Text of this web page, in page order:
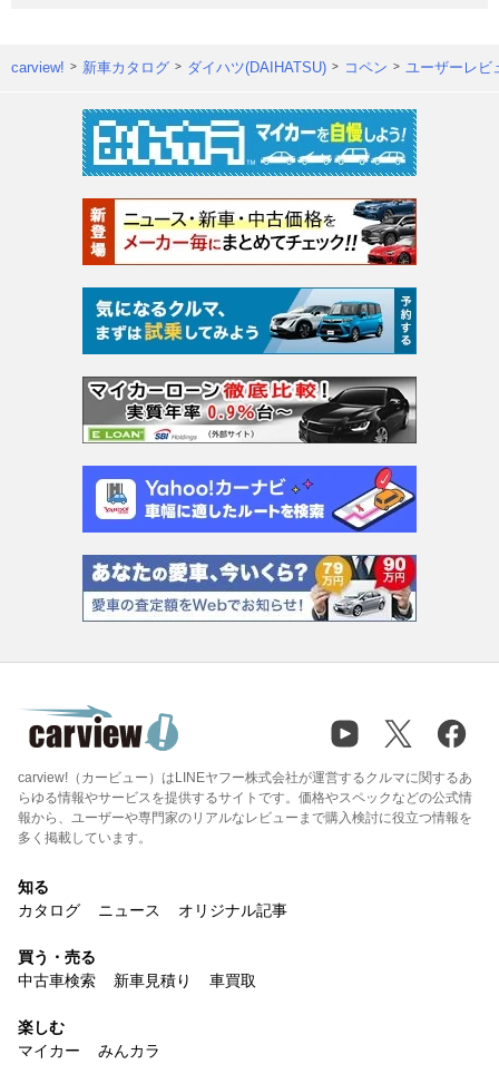
carview! 新車カタログ ダイハツ(DAIHATSU) コペン ユーザーレビ
carview!（カービュー）はLINEヤフー株式会社が運営するクルマに関するあ
らゆる情報やサービスを提供するサイトです。価格やスペックなどの公式情
報から、ユーザーや専門家のリアルなレビューまで購入検討に役立つ情報を
多く掲載しています。
知る
カタログ
ニュース オリジナル記事
買う・売る
中古車検索
新車見積り 車買取
楽しむ
マイカー
みんカラ